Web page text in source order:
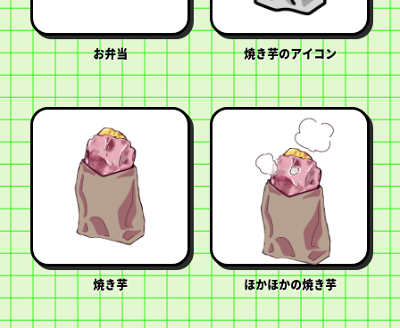
お弁当 焼き芋のアイコン
焼き芋 ほかほかの焼き芋